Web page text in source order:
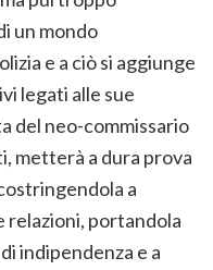
un mondo
e a ciò si aggiunge
legati alle sue
del neo-commissario
metterà a dura prova
a
relazioni, portandola
indipendenza e a